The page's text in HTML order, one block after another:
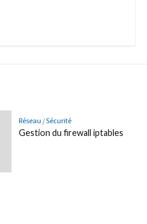
Réseau /Sécurité
Gestion du firewall iptables